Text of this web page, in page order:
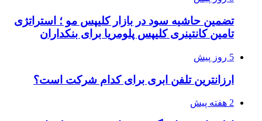
تضمین حاشیه سود در بازار کلیپس مو ؛ استراتژی
تامین کانتینری کلیپس پلومریا برای بنکداران
5 روز پیش
ارزانترین تلفن ابری برای کدام شرکت است؟
2 هفته پیش